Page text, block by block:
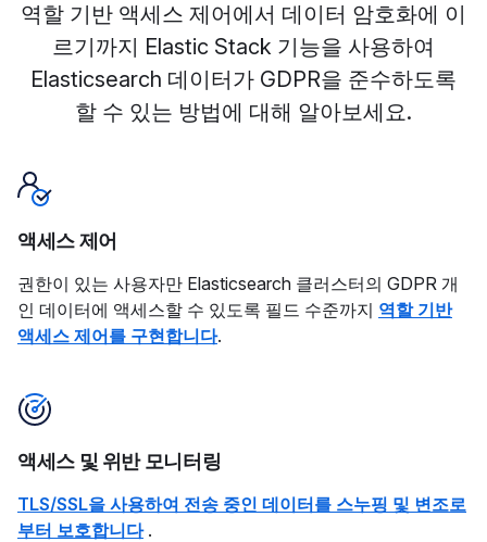
역할 기반 액세스 제어에서 데이터 암호화에 이
르기까지 Elastic Stack 기능을 사용하여
Elasticsearch 데이터가 GDPR을 준수하도록
할 수 있는 방법에 대해 알아보세요.
액세스 제어
권한이 있는 사용자만 Elasticsearch 클러스터의 GDPR 개
인 데이터에 액세스할 수 있도록 필드 수준까지 역할 기반
액세스 제어를 구현합니다.
액세스 및 위반 모니터링
TLS/SSL을 사용하여 전송 중인 데이터를 스누핑 및 변조로
부터 보호합니다.